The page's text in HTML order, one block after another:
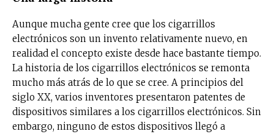
Aunque mucha gente cree que los cigarrillos
electrónicos son un invento relativamente nuevo, en
realidad el concepto existe desde hace bastante tiempo.
La historia de los cigarrillos electrónicos se remonta
mucho más atrás de lo que se cree. A principios del
siglo XX, varios inventores presentaron patentes de
dispositivos similares a los cigarrillos electrónicos. Sin
embargo, ninguno de estos dispositivos llegó a